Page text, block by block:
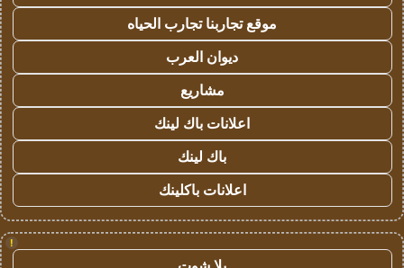
موقع تجاربنا تجارب الحياه
ديوان العرب
مشاريع
اعلانات باك لينك
باك لينك
اعلانات باكلينك
!